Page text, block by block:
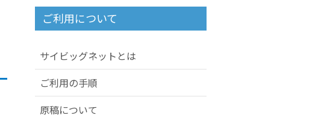
ご利用について
サイビッグネットとは
ご利用の手順
原稿について